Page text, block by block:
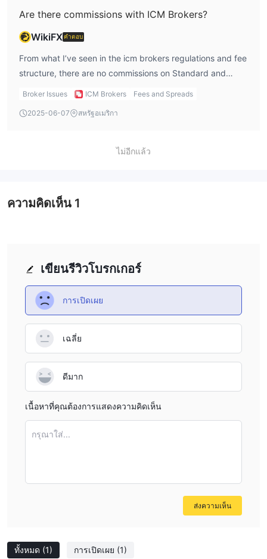
Are there commissions with ICM Brokers?
WikiFXคำตอบ
From what I’ve seen in the icm brokers regulations and fee
structure, there are no commissions on Standard and
Prime accounts. That’s good for my style of trading
than added commissions.
Broker Issues ICM Brokers Fees and Spreads
2025-06-07 สหรัฐอเมริกา
ไม่อีกแล้ว
ทั้งหมด (1) การเปิดเผย (1)
เขียนรีวิวโบรกเกอร์
การเปิดเผย
เฉลี่ย
ดีมาก
เนื้อหาที่คุณต้องการแสดงความคิดเห็น
กรุณาใส่...
ส่งความเห็น
ความคิดเห็น 1